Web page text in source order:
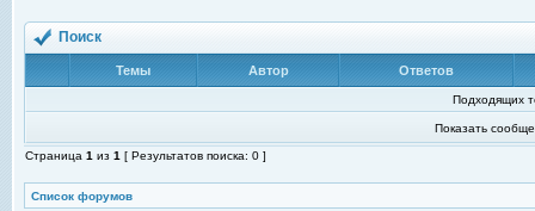
Поиск
Темы Автор Ответов
Подходящих
Показать
Страница 1 из 1 [ Результатов поиска: 0 ]
Список форумов